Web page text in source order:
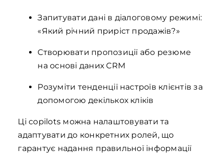
Запитувати дані в діалоговому режимі:
«Який річний приріст продажів?»
Створювати пропозиції або резюме
на основі даних CRM
Розуміти тенденції настроїв клієнтів за
допомогою декількох кліків
Ці copilots можна налаштовувати та
адаптувати до конкретних ролей, що
гарантує надання правильної інформації